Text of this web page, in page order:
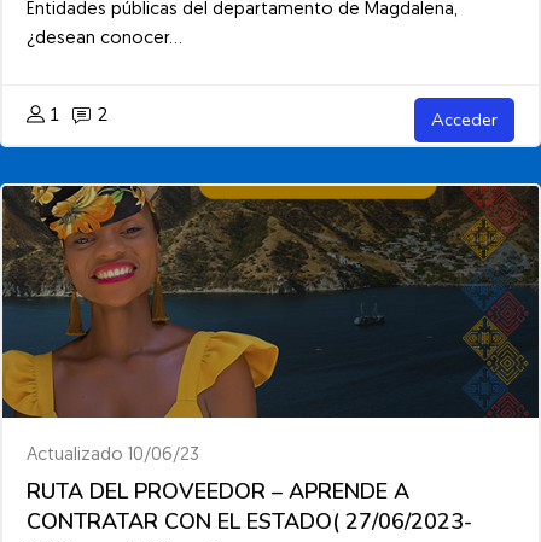
Entidades públicas del departamento de Magdalena,
¿desean conocer...
1 2 Acceder
Actualizado 10/06/23
RUTA DEL PROVEEDOR – APRENDE A
CONTRATAR CON EL ESTADO( 27/06/2023-